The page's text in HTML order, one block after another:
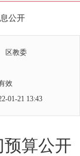
公开
区教委
效
01-21 13:43
预算公开